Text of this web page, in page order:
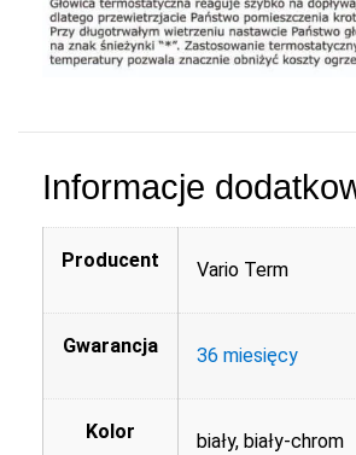
Informacje
Producent Vario Term
Gwarancja 36 miesięcy
Kolor biały, biały-chrom